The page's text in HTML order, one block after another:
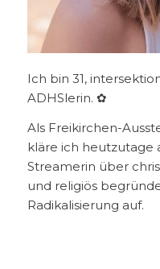
Ich bin 31,
ADHSlerin. ✿
Als Freikirchen-
kläre ich heutzutage
Streamerin über
und religiös
Radikalisierung auf.